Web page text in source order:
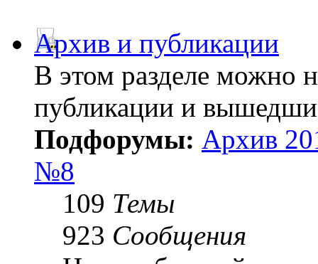
Архив и публикации
В этом разделе можно
публикации и
Подфорумы: Архив
№8
109 Темы
923 Сообщения